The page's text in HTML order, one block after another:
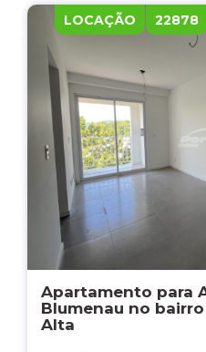
LOCAÇÃO 22878
Apartamento para
Blumenau no
Alta